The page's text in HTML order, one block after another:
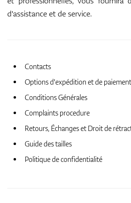
Chariots De Golf
GPS Et
d'assistance et de service.
Contacts
Options d'expédition et de paiement
Conditions Générales
Complaints procedure
Retours, Échanges et Droit de
Guide des tailles
Politique de confidentialité